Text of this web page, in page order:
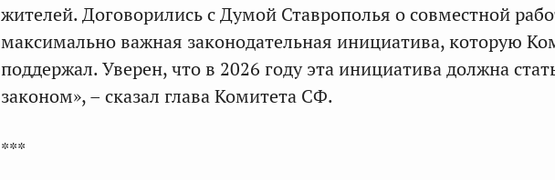
жителей. Договорились с Думой Ставрополья о совместной
максимально важная законодательная инициатива, которую
поддержал. Уверен, что в 2026 году эта инициатива должна
законом», – сказал глава Комитета СФ.
***